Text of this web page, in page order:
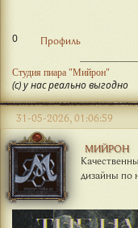
0 Профиль
Студия пиара "Мийрон"
(с) у нас реально выгодно
МИЙРОН
дизайны по
31-05-2026, 01:06:59